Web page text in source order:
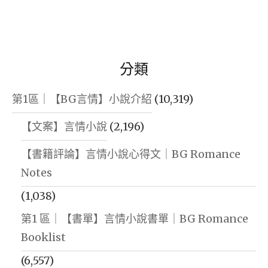
分類
第1區｜【BG言情】小說介紹 (10,319)
【文案】言情小說 (2,196)
【書籍評論】言情小說心得文｜BG Romance
Notes
(1,038)
第1 區｜【書單】言情小說書單｜BG Romance
Booklist
(6,557)